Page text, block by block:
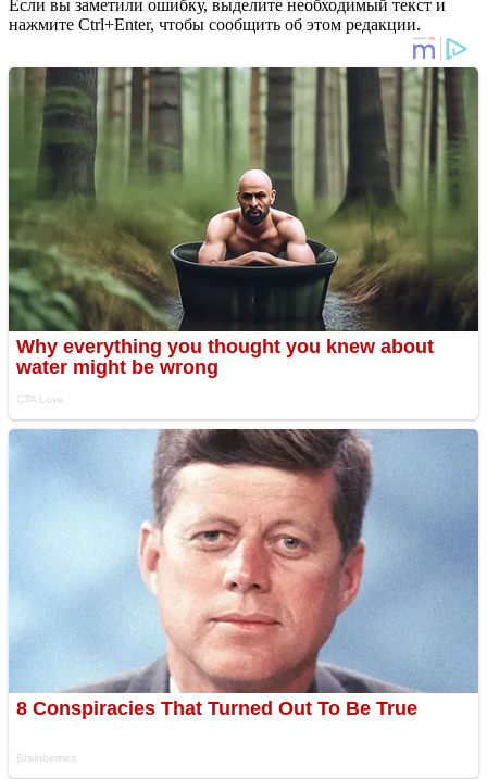
Если вы заметили ошибку, выделите необходимый текст и
нажмите Ctrl+Enter, чтобы сообщить об этом редакции.